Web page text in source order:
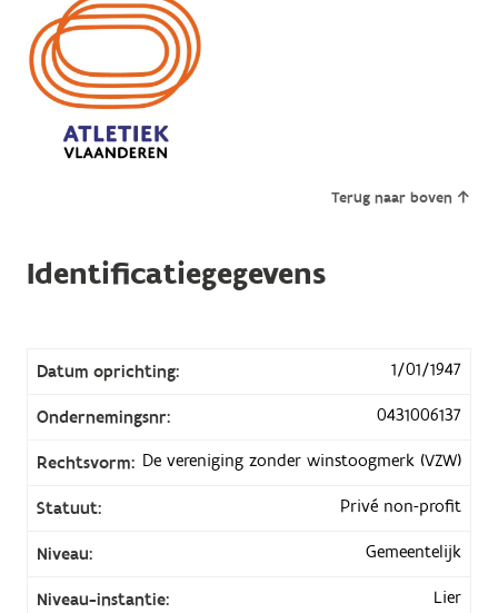
Terug naar boven
Identificatiegegevens
Datum oprichting: 1/01/1947
Ondernemingsnr: 0431006137
Rechtsvorm: De vereniging zonder winstoogmerk (VZW)
Statuut: Privé non-profit
Niveau: Gemeentelijk
Niveau-instantie: Lier